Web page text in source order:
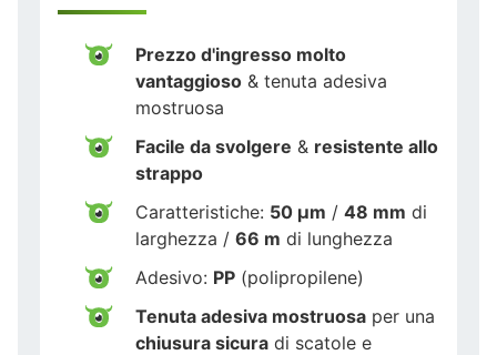
Prezzo d'ingresso molto
vantaggioso & tenuta adesiva
mostruosa
Facile da svolgere & resistente allo
strappo
Caratteristiche: 50 µm / 48 mm di
larghezza / 66 m di lunghezza
Adesivo: PP (polipropilene)
Tenuta adesiva mostruosa per una
chiusura sicura di scatole e